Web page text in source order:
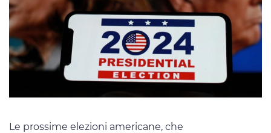
Le prossime elezioni americane, che